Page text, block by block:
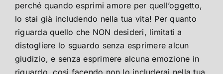
perché quando esprimi amore per quell’oggetto,
lo stai già includendo nella tua vita! Per quanto
riguarda quello che NON desideri, limitati a
distogliere lo sguardo senza esprimere alcun
giudizio, e senza esprimere alcuna emozione in